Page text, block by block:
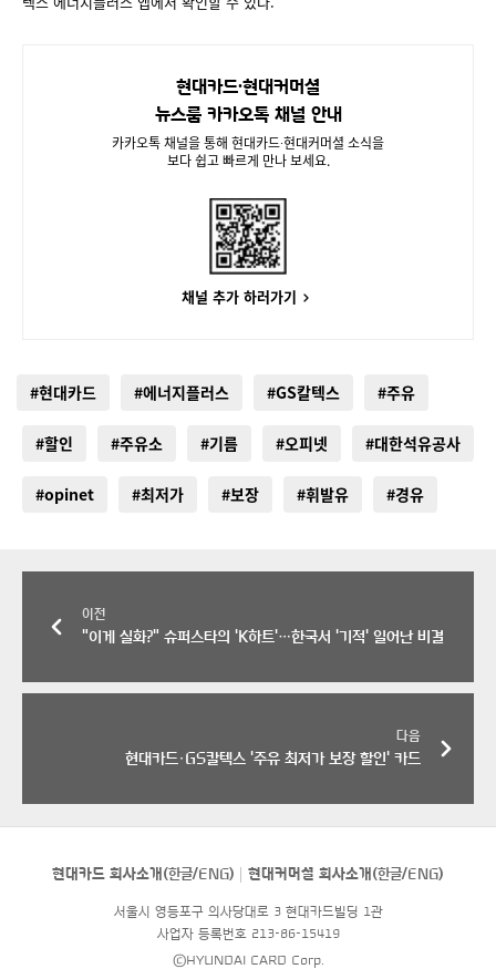
현대카드∙현대커머셜
뉴스룸 카카오톡 채널 안내
카카오톡 채널을 통해 현대카드∙현대커머셜 소식을
보다 쉽고 빠르게 만나 보세요.
채널 추가 하러가기
#현대카드 #에너지플러스 #GS칼텍스 #주유
#할인 #주유소 #기름 #오피넷 #대한석유공사
#opinet #최저가 #보장 #휘발유 #경유
이전
"이게 실화?" 슈퍼스타의 'K하트'…한국서 '기적' 일어난 비결
다음
현대카드·GS칼텍스 '주유 최저가 보장 할인' 카드
현대카드 회사소개(한글/ENG) 현대커머셜 회사소개(한글/ENG)
서울시 영등포구 의사당대로 3 현대카드빌딩 1관
사업자 등록번호 213-86-15419
©HYUNDAI CARD Corp.